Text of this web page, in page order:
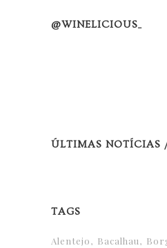
@WINELICIOUS_
ÚLTIMAS NOTÍCIAS /
TAGS
Alentejo Bacalhau